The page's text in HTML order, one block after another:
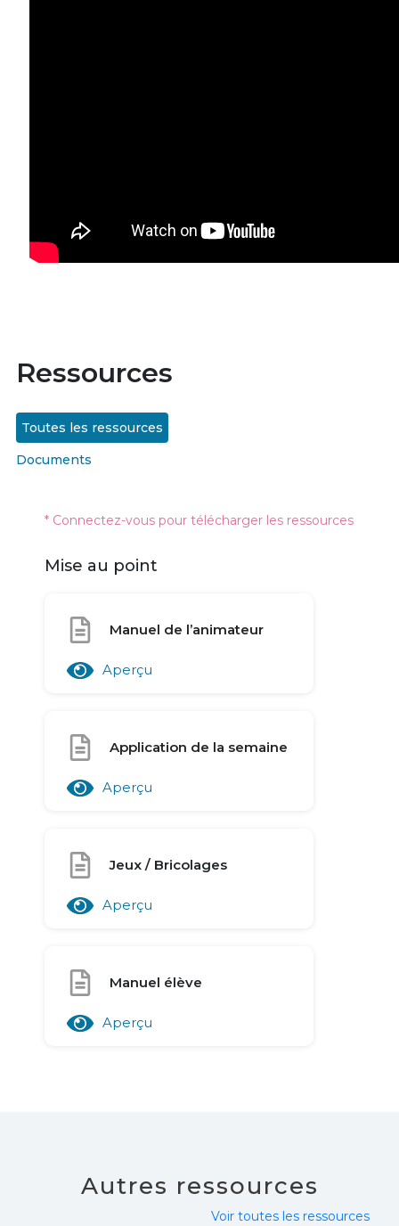
Ressources
Toutes les ressources
Documents
* Connectez-vous pour télécharger les ressources
Mise au point
Manuel de l’animateur
Aperçu
Application de la semaine
Aperçu
Jeux / Bricolages
Aperçu
Manuel élève
Aperçu
Autres ressources
Voir toutes les ressources